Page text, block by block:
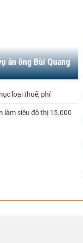
án ông Bùi Quang
loại thuế, phí
làm siêu đô thị 15.000